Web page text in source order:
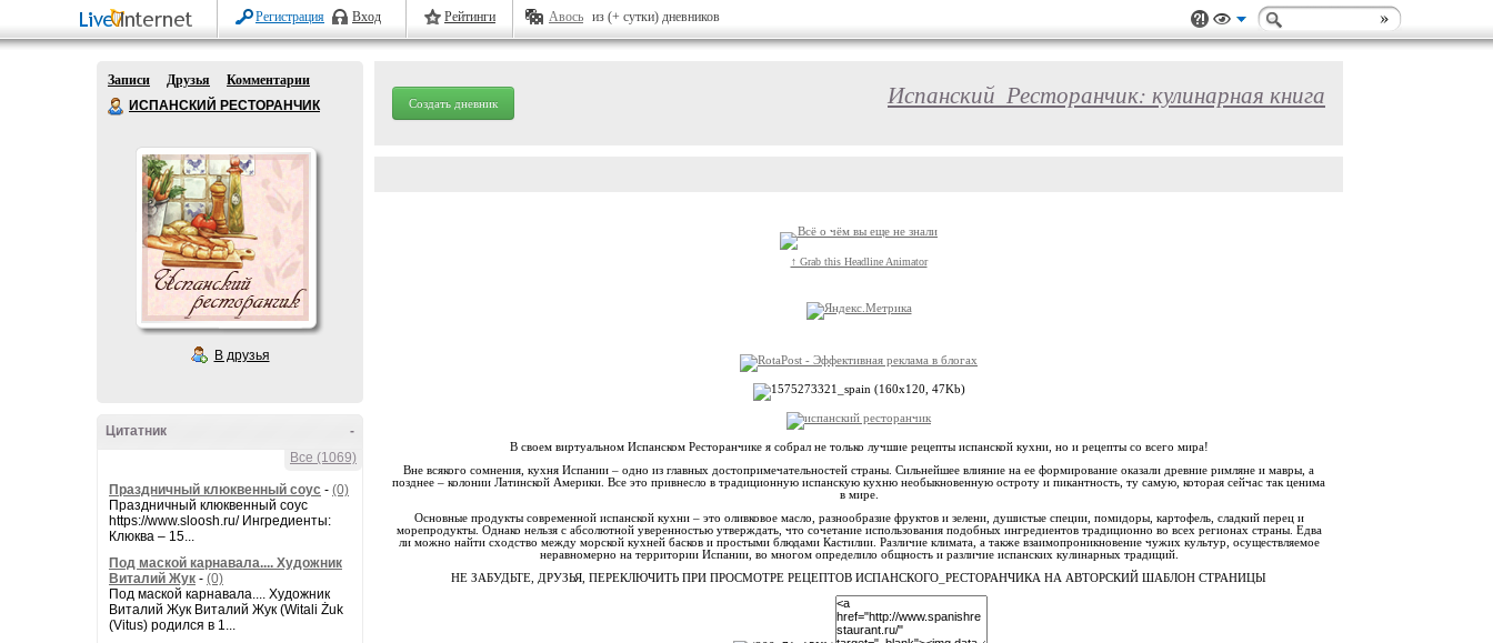
Регистрация Вход Рейтинги Авось из (+ сутки) дневников
Записи Друзья
Комментарии
ИСПАНСКИЙ РЕСТОРАНЧИК
В друзья
-
Цитатник
Все (1069)
Праздничный клюквенный соус - (0)
Праздничный клюквенный соус
https://www.sloosh.ru/ Ингредиенты:
Клюква – 15...
Под маской карнавала.... Художник
Виталий Жук - (0)
Под маской карнавала.... Художник
Виталий Жук Виталий Жук (Witali Żuk
(Vitus) родился в 1...
Создать дневник Испанский_Ресторанчик: кулинарная книга
↑ Grab this Headline Animator
В своем виртуальном Испанском Ресторанчике я собрал не только лучшие рецепты испанской кухни, но и рецепты со всего мира!
Вне всякого сомнения, кухня Испании – одно из главных достопримечательностей страны. Сильнейшее влияние на ее формирование оказали древние римляне и мавры, а
позднее – колонии Латинской Америки. Все это привнесло в традиционную испанскую кухню необыкновенную остроту и пикантность, ту самую, которая сейчас так ценима
в мире.
Основные продукты современной испанской кухни – это оливковое масло, разнообразие фруктов и зелени, душистые специи, помидоры, картофель, сладкий перец и
морепродукты. Однако нельзя с абсолютной уверенностью утверждать, что сочетание использования подобных ингредиентов традиционно во всех регионах страны. Едва
ли можно найти сходство между морской кухней басков и простыми блюдами Кастилии. Различие климата, а также взаимопроникновение чужих культур, осуществляемое
неравномерно на территории Испании, во многом определило общность и различие испанских кулинарных традиций.
НЕ ЗАБУДЬТЕ, ДРУЗЬЯ, ПЕРЕКЛЮЧИТЬ ПРИ ПРОСМОТРЕ РЕЦЕПТОВ ИСПАНСКОГО_РЕСТОРАНЧИКА НА АВТОРСКИЙ ШАБЛОН СТРАНИЦЫ